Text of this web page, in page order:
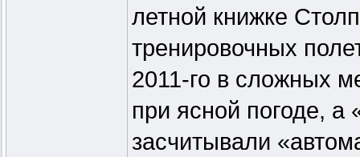
летной книжке
тренировочных
2011-го в сложных
при ясной погоде,
засчитывали